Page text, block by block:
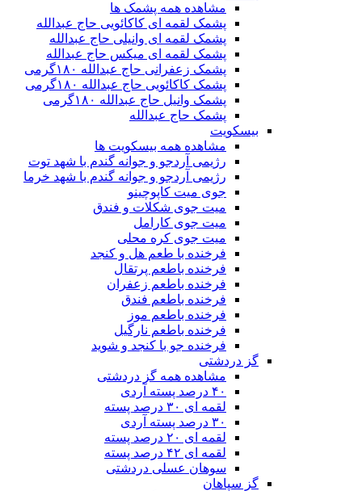
مشاهده همه پشمک ها
پشمک لقمه ای کاکائویی حاج عبدالله
پشمک لقمه ای وانیلی حاج عبدالله
پشمک لقمه ای میکس حاج عبدالله
پشمک زعفرانی حاج عبدالله ۱۸۰گرمی
پشمک کاکائویی حاج عبدالله ۱۸۰گرمی
پشمک وانیل حاج عبدالله ۱۸۰گرمی
پشمک حاج عبدالله
بیسکویت
مشاهده همه بیسکویت ها
رژیمی آردجو و جوانه گندم با شهد توت
رژیمی آردجو و جوانه گندم با شهد خرما
جوی میت کاپوچینو
میت جوی شکلات و فندق
میت جوی کارامل
میت جوی کره محلی
فرخنده با طعم هل و کنجد
فرخنده باطعم پرتقال
فرخنده باطعم زعفران
فرخنده باطعم فندق
فرخنده باطعم موز
فرخنده باطعم نارگیل
فرخنده جو با کنجد و شوید
گز دردشتی
مشاهده همه گز دردشتی
۴۰ درصد پسته آردی
لقمه ای ۳۰ درصد پسته
۳۰ درصد پسته آردی
لقمه ای ۲۰ درصد پسته
لقمه ای ۴۲ درصد پسته
سوهان عسلی دردشتی
گز سپاهان